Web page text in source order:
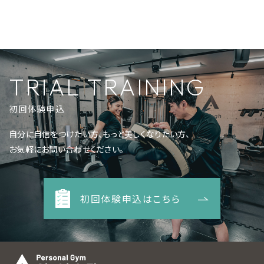
TRIAL TRAINING
初回体験申込
自分に自信をつけたい方、もっと美しくなりたい方、
お気軽にお問い合わせください。
初回体験申込はこちら